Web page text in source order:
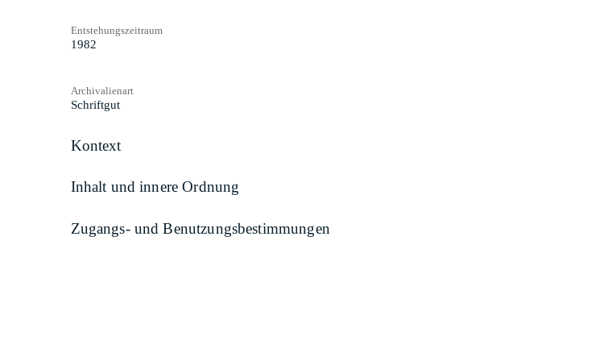
Entstehungszeitraum
1982
Archivalienart
Schriftgut
Kontext
Inhalt und innere Ordnung
Zugangs- und Benutzungsbestimmungen